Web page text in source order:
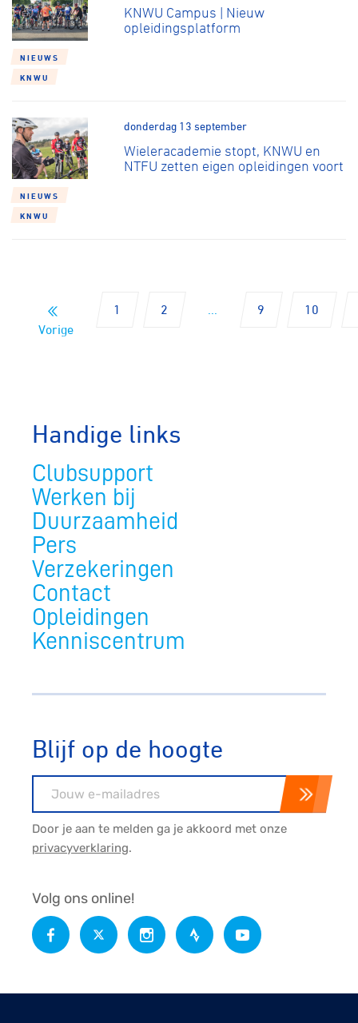
NIEUWS
KNWU
KNWU Campus | Nieuw
opleidingsplatform
NIEUWS
KNWU
donderdag 13 september
Wieleracademie stopt, KNWU en
NTFU zetten eigen opleidingen voort
Vorige
1 2 9 10
Handige links
Clubsupport
Werken bij
Duurzaamheid
Pers
Verzekeringen
Contact
Opleidingen
Kenniscentrum
Blijf op de hoogte
Door je aan te melden ga je akkoord met onze
privacyverklaring.
Volg ons online!